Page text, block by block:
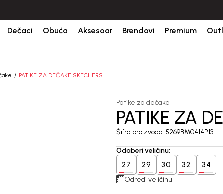
Dečaci Obuća Aksesoar Brendovi Premium
PATIKE ZA DEČAKE SKECHERS
Patike za dečake
PATIKE ZA
Šifra proizvoda: 5269BM0414P13
Odaberi veličinu:
27 29 30 32 34
Odredi veličinu